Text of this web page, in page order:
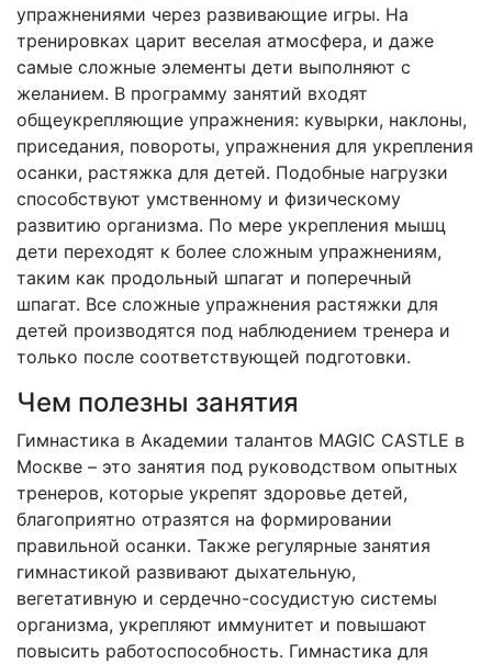
упражнениями через развивающие игры. На
тренировках царит веселая атмосфера, и даже
самые сложные элементы дети выполняют с
желанием. В программу занятий входят
общеукрепляющие упражнения: кувырки, наклоны,
приседания, повороты, упражнения для укрепления
осанки, растяжка для детей. Подобные нагрузки
способствуют умственному и физическому
развитию организма. По мере укрепления мышц
дети переходят к более сложным упражнениям,
таким как продольный шпагат и поперечный
шпагат. Все сложные упражнения растяжки для
детей производятся под наблюдением тренера и
только после соответствующей подготовки.
Чем полезны занятия
Гимнастика в Академии талантов MAGIC CASTLE в
Москве – это занятия под руководством опытных
тренеров, которые укрепят здоровье детей,
благоприятно отразятся на формировании
правильной осанки. Также регулярные занятия
гимнастикой развивают дыхательную,
вегетативную и сердечно-сосудистую системы
организма, укрепляют иммунитет и повышают
повысить работоспособность. Гимнастика для